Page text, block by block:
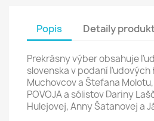
Popis Detaily
Prekrásny výber obsahuje
slovenska v podaní
Muchovcov a Štefana
POVOJA a sólistov Dariny
Hulejovej, Anny Šatanovej a